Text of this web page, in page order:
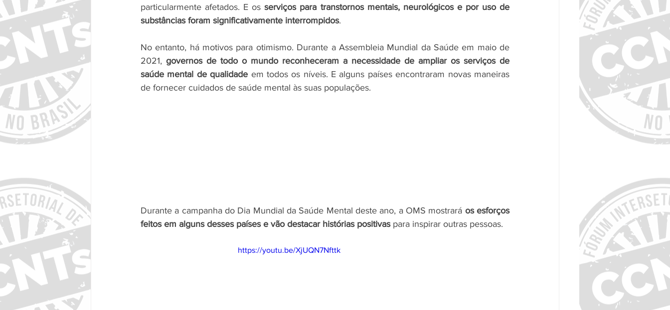
particularmente afetados. E os serviços para transtornos mentais, neurológicos e por uso de
substâncias foram significativamente interrompidos.
No entanto, há motivos para otimismo. Durante a Assembleia Mundial da Saúde em maio de
2021, governos de todo o mundo reconheceram a necessidade de ampliar os serviços de
saúde mental de qualidade em todos os níveis. E alguns países encontraram novas maneiras
de fornecer cuidados de saúde mental às suas populações.
Durante a campanha do Dia Mundial da Saúde Mental deste ano, a OMS mostrará os esforços
feitos em alguns desses países e vão destacar histórias positivas para inspirar outras pessoas.
https://youtu.be/XjUQN7Nfttk